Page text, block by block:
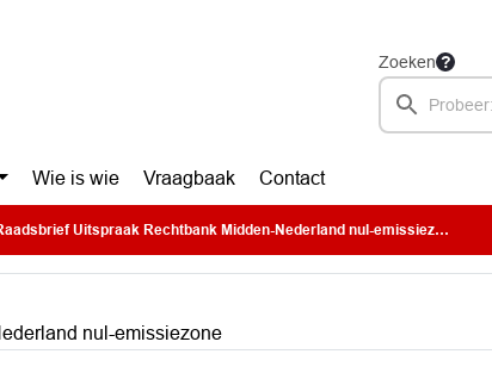
Zoeken
Wie is wie Vraagbaak Contact
Uitspraak Rechtbank Midden-Nederland nul-emissiezone
nul-emissiezone